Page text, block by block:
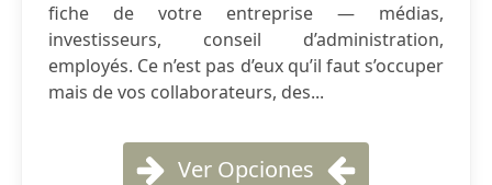
fiche de votre entreprise — médias,
investisseurs, conseil d’administration,
employés. Ce n’est pas d’eux qu’il faut s’occuper
mais de vos collaborateurs, des...
Ver Opciones